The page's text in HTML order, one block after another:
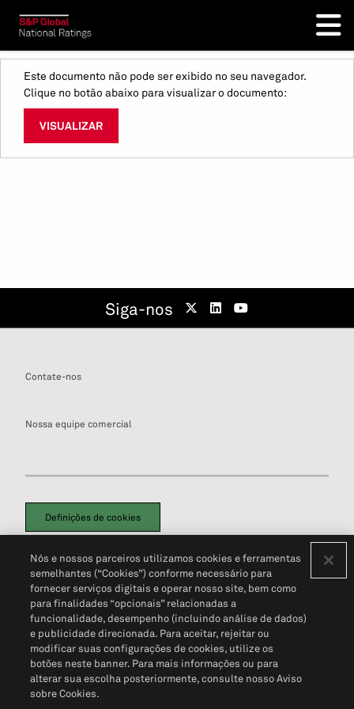
Este documento não pode ser exibido no seu navegador.
Clique no botão abaixo para visualizar o documento:
VISUALIZAR
Siga-nos
Contate-nos
Nossa equipe comercial
Definições de cookies
Política de PrivacidadePortal de privacidade do cliente (em inglês)
Não Venda Minhas Informações Pessoais© 2026 S&P Global
Nós e nossos parceiros utilizamos cookies e ferramentas
semelhantes (“Cookies”) conforme necessário para
fornecer serviços digitais e operar nosso site, bem como
para finalidades “opcionais” relacionadas a
funcionalidade, desempenho (incluindo análise de dados)
e publicidade direcionada. Para aceitar, rejeitar ou
modificar suas configurações de cookies, utilize os
botões neste banner. Para mais informações ou para
alterar sua escolha posteriormente, consulte nosso Aviso
sobre Cookies.